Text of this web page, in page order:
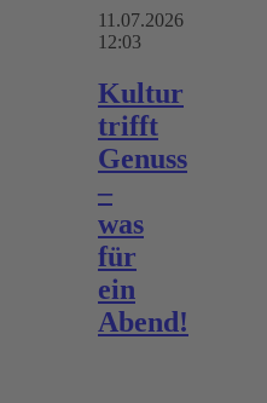
11.07.2026
12:03
Kultur
trifft
Genuss
–
was
für
ein
Abend!